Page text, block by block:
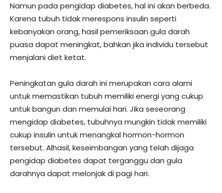
Namun pada pengidap diabetes, hal ini akan berbeda.
Karena tubuh tidak merespons insulin seperti
kebanyakan orang, hasil pemeriksaan gula darah
puasa dapat meningkat, bahkan jika individu tersebut
menjalani diet ketat.
Peningkatan gula darah ini merupakan cara alami
untuk memastikan tubuh memiliki energi yang cukup
untuk bangun dan memulai hari. Jika seseorang
mengidap diabetes, tubuhnya mungkin tidak memiliki
cukup insulin untuk menangkal hormon-hormon
tersebut. Alhasil, keseimbangan yang telah dijaga
pengidap diabetes dapat terganggu dan gula
darahnya dapat melonjak di pagi hari.